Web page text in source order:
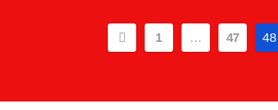
Paginación
entradas
1 … 47 48